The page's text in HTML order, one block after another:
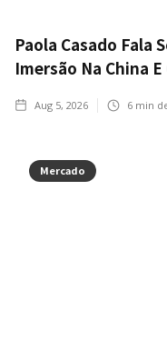
Paola Casado Fala
Imersão Na China E
Aug 5, 2026 6 min
Mercado